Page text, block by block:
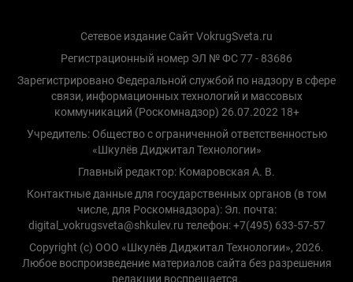
Сетевое издание Сайт VokrugSveta.ru
Регистрационный номер ЭЛ № ФС 77 - 83686
Зарегистрировано Федеральной службой по надзору в сфере
связи, информационных технологий и массовых
коммуникаций (Роскомнадзор) 26.07.2022 18+
Учредитель: Общество с ограниченной ответственностью
«Шкулёв Диджитал Технологии»
Главный редактор: Комаровская А. В.
Контактные данные для государственных органов (в том
числе, для Роскомнадзора): Эл. почта:
digital_vokrugsveta@shkulev.ru телефон: +7(495) 633-57-57
Copyright (с) ООО «Шкулёв Диджитал Технологии», 2026.
Любое воспроизведение материалов сайта без разрешения
редакции воспрещается.